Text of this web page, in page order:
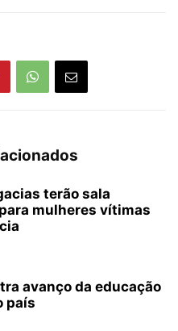
terão sala
mulheres vítimas
avanço da educação
país